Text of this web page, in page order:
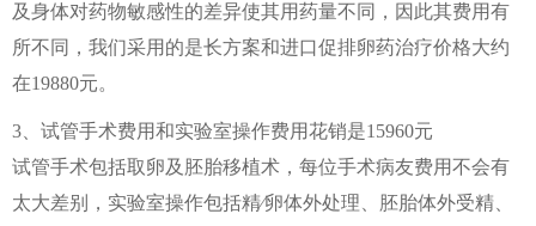
及身体对药物敏感性的差异使其用药量不同，因此其费用有
所不同，我们采用的是长方案和进口促排卵药治疗价格大约
在19880元。
3、试管手术费用和实验室操作费用花销是15960元
试管手术包括取卵及胚胎移植术，每位手术病友费用不会有
太大差别，实验室操作包括精∕卵体外处理、胚胎体外受精、